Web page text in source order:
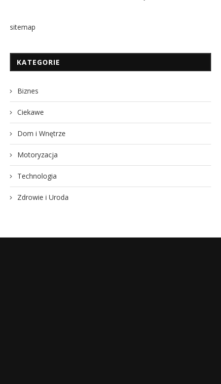
sitemap
KATEGORIE
Biznes
Ciekawe
Dom i Wnętrze
Motoryzacja
Technologia
Zdrowie i Uroda